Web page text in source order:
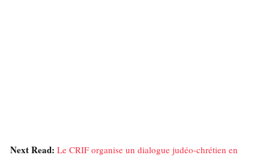
Next Read: Le CRIF organise un dialogue judéo-chrétien en